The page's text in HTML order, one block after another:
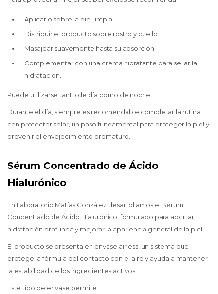
Aplicarlo sobre la piel limpia.
Distribuir el producto sobre rostro y cuello.
Masajear suavemente hasta su absorción.
Complementar con una crema hidratante para sellar la
hidratación.
Puede utilizarse tanto de día como de noche.
Durante el día, siempre es recomendable completar la rutina
con protector solar, un paso fundamental para proteger la piel y
prevenir el envejecimiento prematuro.
Sérum Concentrado de Ácido
Hialurónico
En Laboratorio Matías González desarrollamos el Sérum
Concentrado de Ácido Hialurónico, formulado para aportar
hidratación profunda y mejorar la apariencia general de la piel.
El producto se presenta en envase airless, un sistema que
protege la fórmula del contacto con el aire y ayuda a mantener
la estabilidad de los ingredientes activos.
Este tipo de envase permite: